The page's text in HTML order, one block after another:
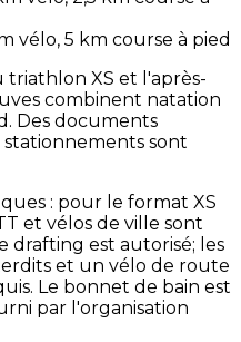
vélo, 5 km course à pied
triathlon XS et l'après-
combinent natation
Des documents
stationnements sont
: pour le format XS
et vélos de ville sont
drafting est autorisé; les
et un vélo de route
Le bonnet de bain est
par l'organisation